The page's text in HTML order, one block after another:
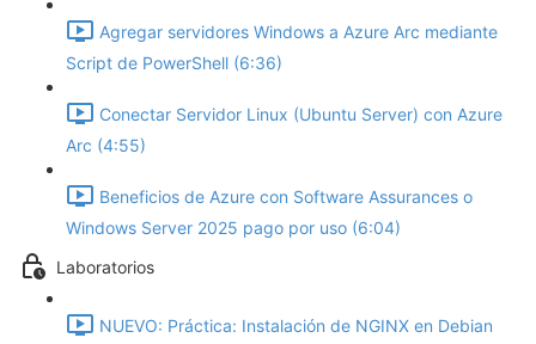
Agregar servidores Windows a Azure Arc mediante
Script de PowerShell (6:36)
Conectar Servidor Linux (Ubuntu Server) con Azure
Arc (4:55)
Beneficios de Azure con Software Assurances o
Windows Server 2025 pago por uso (6:04)
Laboratorios
NUEVO: Práctica: Instalación de NGINX en Debian